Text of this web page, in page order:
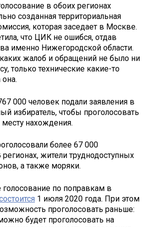
в обоих регионах
созданная территориальная
которая заседает в Москве.
что ЦИК не ошибся, отдав
именно Нижегородской области.
жалоб и обращений не было ни
только технические какие-то
000 человек подали заявления в
избиратель, чтобы проголосовать
нахождения.
более 67 000
регионах, жители труднодоступных
а также моряки.
по поправкам в
1 июля 2020 года. При этом
проголосовать раньше:
будет проголосовать на